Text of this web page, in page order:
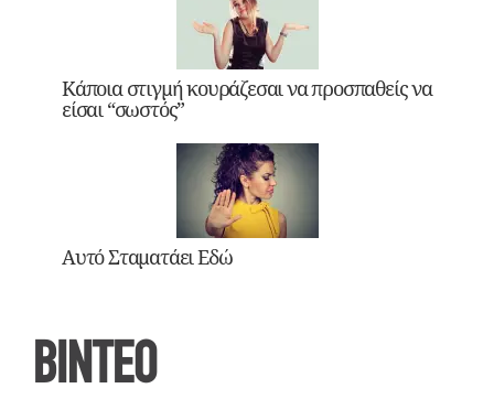
Κάποια στιγμή κουράζεσαι να προσπαθείς να
είσαι “σωστός”
Αυτό Σταματάει Εδώ
ΒΙΝΤΕΟ